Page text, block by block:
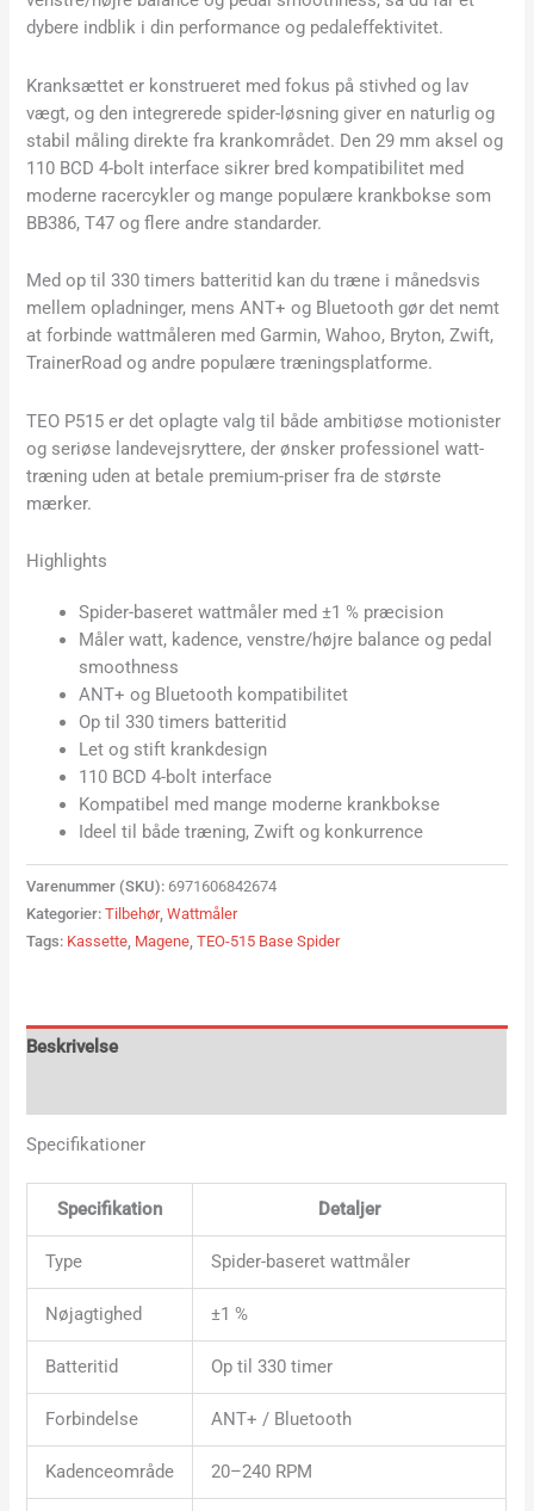
dybere indblik i din performance og pedaleffektivitet.
Kranksættet er konstrueret med fokus på stivhed og lav
vægt, og den integrerede spider-løsning giver en naturlig og
stabil måling direkte fra krankområdet. Den 29 mm aksel og
110 BCD 4-bolt interface sikrer bred kompatibilitet med
moderne racercykler og mange populære krankbokse som
BB386, T47 og flere andre standarder.
Med op til 330 timers batteritid kan du træne i månedsvis
mellem opladninger, mens ANT+ og Bluetooth gør det nemt
at forbinde wattmåleren med Garmin, Wahoo, Bryton, Zwift,
TrainerRoad og andre populære træningsplatforme.
TEO P515 er det oplagte valg til både ambitiøse motionister
og seriøse landevejsryttere, der ønsker professionel watt-
træning uden at betale premium-priser fra de største
mærker.
Highlights
Spider-baseret wattmåler med ±1 % præcision
Måler watt, kadence, venstre/højre balance og pedal
smoothness
ANT+ og Bluetooth kompatibilitet
Op til 330 timers batteritid
Let og stift krankdesign
110 BCD 4-bolt interface
Kompatibel med mange moderne krankbokse
Ideel til både træning, Zwift og konkurrence
Varenummer (SKU): 6971606842674
Kategorier:Tilbehør,Wattmåler
Tags: Kassette, Magene,TEO-515 Base Spider
Beskrivelse
Specifikationer
Specifikation Detaljer
Type Spider-baseret wattmåler
Nøjagtighed ±1 %
Batteritid Op til 330 timer
Forbindelse ANT+ / Bluetooth
Kadenceområde 20–240 RPM